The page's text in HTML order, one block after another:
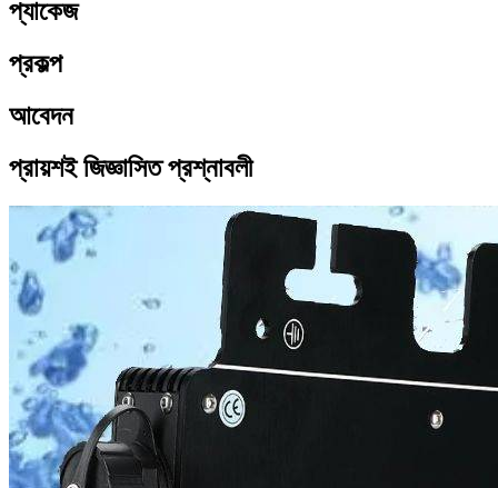
প্যাকেজ
প্রকল্প
আবেদন
প্রায়শই জিজ্ঞাসিত প্রশ্নাবলী